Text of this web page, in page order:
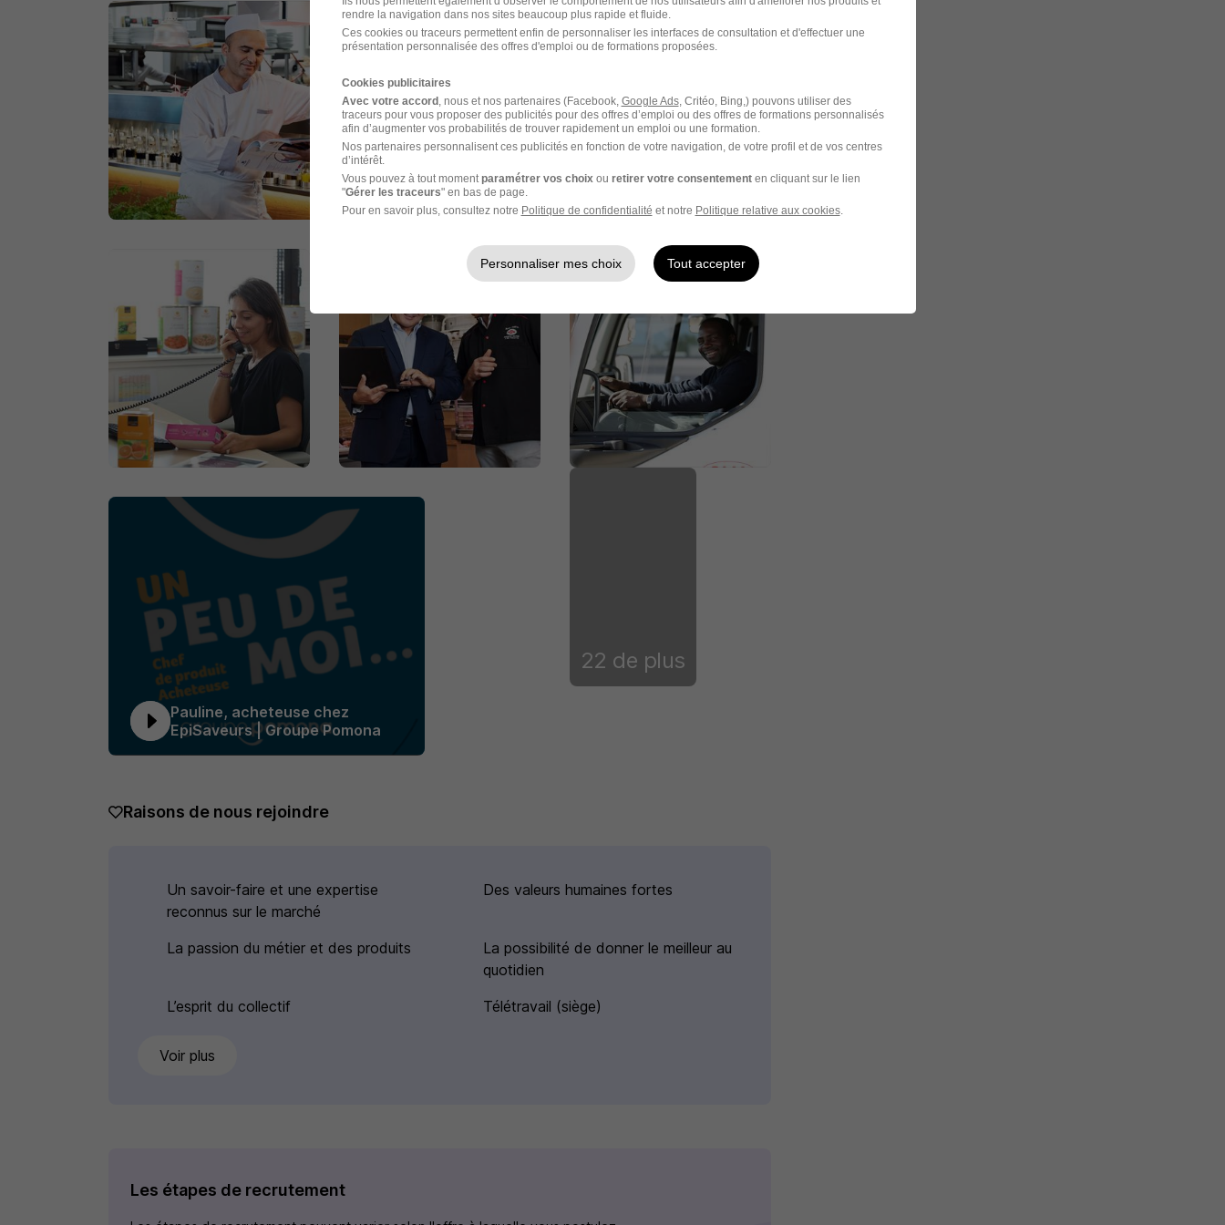
22 de plus
Pauline, acheteuse chez
EpiSaveurs | Groupe Pomona
Raisons de nous rejoindre
Un savoir-faire et une expertise
reconnus sur le marché
Des valeurs humaines fortes
La passion du métier et des produits
La possibilité de donner le meilleur au
quotidien
L’esprit du collectif
Télétravail (siège)
Voir plus
Les étapes de recrutement
rendre la navigation dans nos sites beaucoup plus rapide et fluide.
Ces cookies ou traceurs permettent enfin de personnaliser les interfaces de consultation et d'effectuer une
présentation personnalisée des offres d'emploi ou de formations proposées.
Cookies publicitaires
Avec votre accord, nous et nos partenaires (Facebook, Google Ads, Critéo, Bing,) pouvons utiliser des
traceurs pour vous proposer des publicités pour des offres d’emploi ou des offres de formations personnalisés
afin d’augmenter vos probabilités de trouver rapidement un emploi ou une formation.
Nos partenaires personnalisent ces publicités en fonction de votre navigation, de votre profil et de vos centres
d’intérêt.
Vous pouvez à tout moment paramétrer vos choix ou retirer votre consentementen cliquant sur le lien
"Gérer les traceurs" en bas de page.
Pour en savoir plus, consultez notre Politique de confidentialité et notre Politique relative aux cookies.
Personnaliser mes choix Tout accepter